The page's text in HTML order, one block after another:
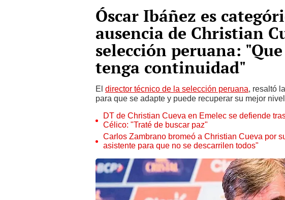
Óscar Ibáñez es
ausencia de Christian
selección peruana:
tenga continuidad"
El director técnico de la selección peruana, resaltó
para que se adapte y puede recuperar su mejor
DT de Christian Cueva en Emelec se defiende
Célico: "Traté de buscar paz"
Carlos Zambrano bromeó a Christian Cueva por
asistente para que no se descarrilen todos"